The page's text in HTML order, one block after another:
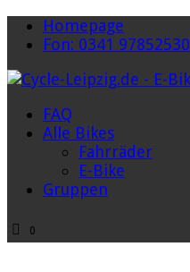
Homepage
Fon: 0341 97852530
FAQ
Alle Bikes
Fahrräder
E-Bike
Gruppen
0